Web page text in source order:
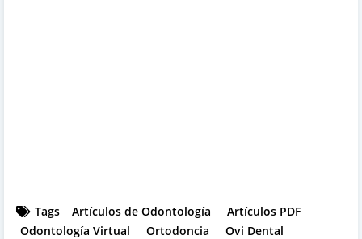
Tags Artículos de Odontología
Artículos PDF
Odontología Virtual
Ortodoncia
Ovi Dental